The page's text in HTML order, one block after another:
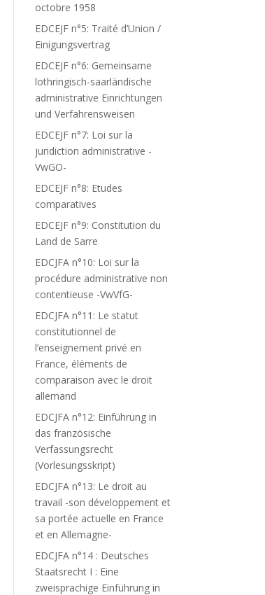
octobre 1958
EDCEJF n°5: Traité d’Union /
Einigungsvertrag
EDCEJF n°6: Gemeinsame
lothringisch-saarländische
administrative Einrichtungen
und Verfahrensweisen
EDCEJF n°7: Loi sur la
juridiction administrative -
VwGO-
EDCEJF n°8: Etudes
comparatives
EDCEJF n°9: Constitution du
Land de Sarre
EDCJFA n°10: Loi sur la
procédure administrative non
contentieuse -VwVfG-
EDCJFA n°11: Le statut
constitutionnel de
l’enseignement privé en
France, éléments de
comparaison avec le droit
allemand
EDCJFA n°12: Einführung in
das französische
Verfassungsrecht
(Vorlesungsskript)
EDCJFA n°13: Le droit au
travail -son développement et
sa portée actuelle en France
et en Allemagne-
EDCJFA n°14 : Deutsches
Staatsrecht I : Eine
zweisprachige Einführung in